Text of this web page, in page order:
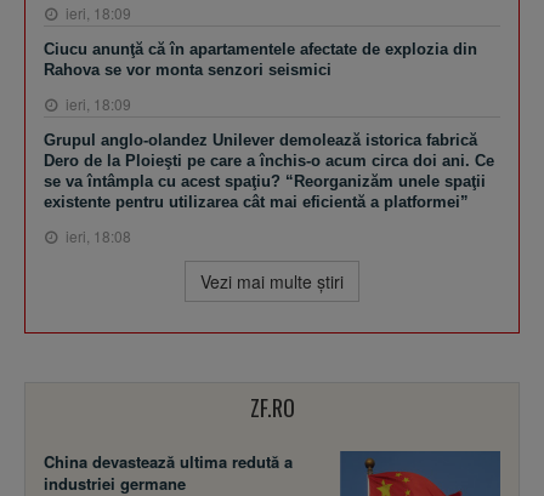
ieri, 18:09
Ciucu anunţă că în apartamentele afectate de explozia din
Rahova se vor monta senzori seismici
ieri, 18:09
Grupul anglo-olandez Unilever demolează istorica fabrică
Dero de la Ploieşti pe care a închis-o acum circa doi ani. Ce
se va întâmpla cu acest spaţiu? “Reorganizăm unele spaţii
existente pentru utilizarea cât mai eficientă a platformei”
ieri, 18:08
Vezi mai multe ştiri
ZF.RO
China devastează ultima redută a
industriei germane